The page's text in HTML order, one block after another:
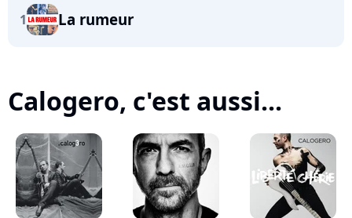
1 La rumeur
Calogero, c'est aussi...